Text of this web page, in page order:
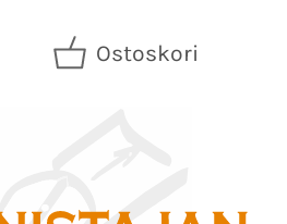
Ostoskori